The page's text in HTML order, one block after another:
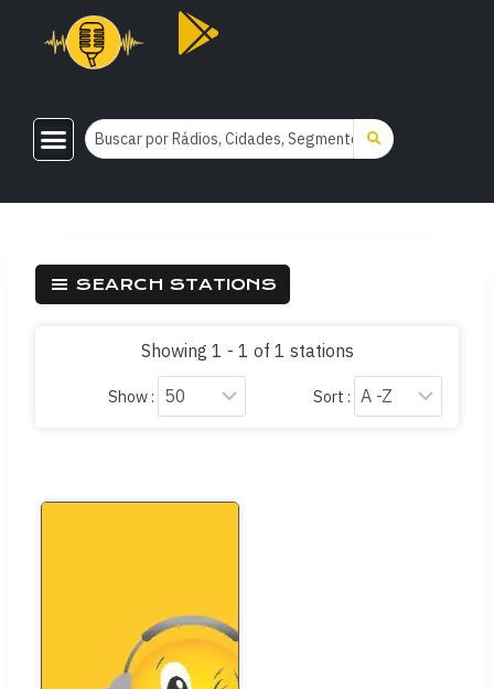
SEARCH STATIONS
Showing 1 - 1 of 1 stations
Show : Sort :